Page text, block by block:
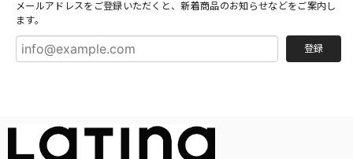
メールアドレスをご登録いただくと、新着商品のお知らせなどをご案内し
ます。
登録